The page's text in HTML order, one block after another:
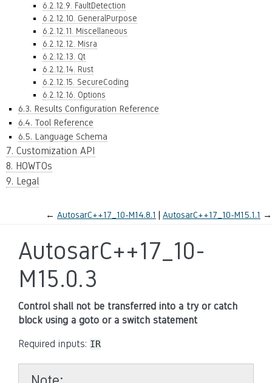
6.2.12.9. FaultDetection
6.2.12.10. GeneralPurpose
6.2.12.11. Miscellaneous
6.2.12.12. Misra
6.2.12.13. Qt
6.2.12.14. Rust
6.2.12.15. SecureCoding
6.2.12.16. Options
6.3. Results Configuration Reference
6.4. Tool Reference
6.5. Language Schema
7. Customization API
8. HOWTOs
9. Legal
← AutosarC++17_10-M14.8.1 AutosarC++17_10-M15.1.1 →
AutosarC++17_10-
M15.0.3
Control shall not be transferred into a try or catch
block using a goto or a switch statement
Required inputs: IR